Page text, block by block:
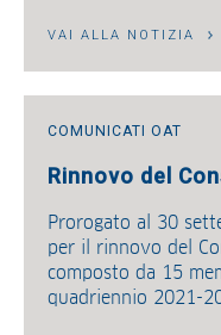
VAI ALLA NOTIZIA
COMUNICATI OAT
Rinnovo del
Prorogato al 30
per il rinnovo del
composto da 15
quadriennio 2021-